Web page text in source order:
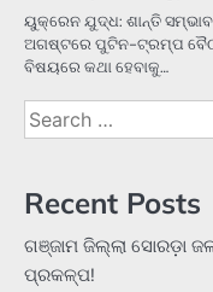
ୟୁକ୍ରେନ ଯୁଦ୍ଧ: ଶାନ୍ତି
ଅଗଷ୍ଟରେ ପୁଟିନ-ଟ୍ରମ୍ପ
ବିଷୟରେ କଥା ହେବାକୁ…
Search
for:
Recent Posts
ଗଞ୍ଜାମ ଜିଲ୍ଲା ସୋରଡ଼ା
ପ୍ରକଳ୍ପ!